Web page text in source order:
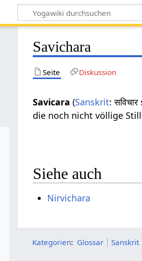
Savichara
Seite Diskussion
Savicara (Sanskrit:
die noch nicht völlige
Siehe auch
Nirvichara
Kategorien: Glossar Sanskrit